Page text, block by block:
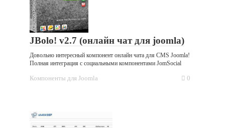
JBolo! v2.7 (онлайн чат для joomla)
Довольно интересный компонент онлайн чата для CMS Joomla!
Полная интеграция с социальными компонентами JomSocial
Компоненты для Joomla 0